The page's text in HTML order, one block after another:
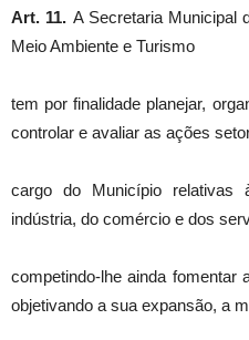
Art. 11. A Secretaria Municipal
Meio Ambiente e Turismo
tem por finalidade planejar,
controlar e avaliar as ações
cargo do Município
indústria, do comércio e dos
competindo-lhe ainda fomentar
objetivando a sua expansão, a